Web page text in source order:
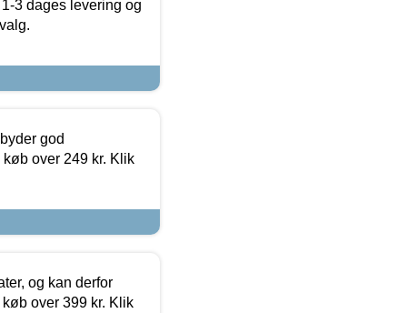
3 dages levering og
god
over 249 kr. Klik
og kan derfor
over 399 kr. Klik